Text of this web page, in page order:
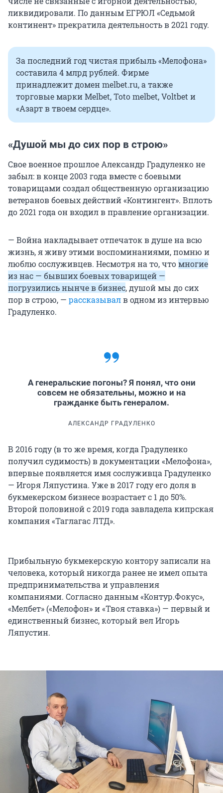
ликвидировали. По данным ЕГРЮЛ «Седьмой
континент» прекратила деятельность в 2021 году.
За последний год чистая прибыль «Мелофона»
составила 4 млрд рублей. Фирме
принадлежит домен melbet.ru, а также
торговые марки Melbet, Toto melbet, Voltbet и
«Азарт в твоем сердце».
«Душой мы до сих пор в строю»
Свое военное прошлое Александр Градуленко не
забыл: в конце 2003 года вместе с боевыми
товарищами создал общественную организацию
ветеранов боевых действий «Контингент». Вплоть
до 2021 года он входил в правление организации.
— Война накладывает отпечаток в душе на всю
жизнь, я живу этими воспоминаниями, помню и
люблю сослуживцев. Несмотря на то, чтомногие
из нас — бывших боевых товарищей —
погрузились нынче в бизнес, душой мы до сих
пор в строю, — рассказывалв одном из интервью
Градуленко.
А генеральские погоны? Я понял, что они
совсем не обязательны, можно и на
гражданке быть генералом.
АЛЕКСАНДР ГРАДУЛЕНКО
В 2016 году (в то же время, когда Градуленко
получил судимость) в документации «Мелофона»,
впервые появляется имя сослуживца Градуленко
— Игоря Ляпустина. Уже в 2017 году его доля в
букмекерском бизнесе возрастает с 1 до 50%.
Второй половиной с 2019 года завладела кипрская
компания «Таглагас ЛТД».
Прибыльную букмекерскую контору записали на
человека, который никогда ранее не имел опыта
предпринимательства и управления
компаниями. Согласно данным «Контур.Фокус»,
«Мелбет» («Мелофон» и «Твоя ставка») — первый и
единственный бизнес, который вел Игорь
Ляпустин.